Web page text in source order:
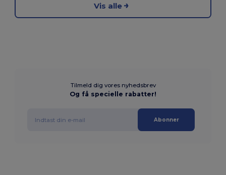
Vis alle
Tilmeld dig vores nyhedsbrev
Og få specielle rabatter!
Abonner